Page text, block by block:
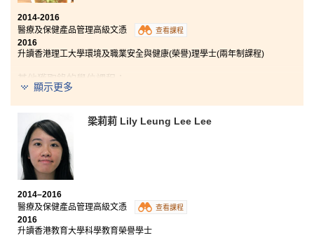
2014-2016
醫療及保健產品管理高級文憑
查看課程
2016
升讀香港理工大學環境及職業安全與健康(榮譽)理學士(兩年制課程)
其他獲取錄的學位課程：
香港城市大學理學士 - 應用生物學(高年級入學)
考完中學文憑試後，我感到非常迷網，因為我的成績不
能升讀大學，學歷又不足，所以很難找工作，於是在誤
打誤撞下入讀書院。 在入學前，因為我經歷完文憑試的
失敗，所以對學習失去信心。但入學後，我卻發現課程
比我想像中有趣，不但提及很多醫療的用具及知識，更
教授有趣的生物學知識，例如病理生理學、解剖學和藥
劑學等。課程不但有趣，而且講師充滿熱誠，只要勇於
發問，留心上課及勤奮溫習，我便能獲得好成績，使我
重拾讀書的興趣。雖然課程非常有趣及有用，但若果要
顯示更多
梁莉莉 Lily Leung Lee Lee
2014–2016
醫療及保健產品管理高級文憑
查看課程
2016
升讀香港教育大學科學教育榮譽學士